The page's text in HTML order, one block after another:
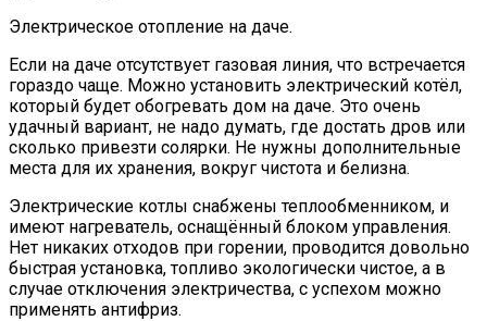
Электрическое отопление на даче.
Если на даче отсутствует газовая линия, что встречается
гораздо чаще. Можно установить электрический котёл,
который будет обогревать дом на даче. Это очень
удачный вариант, не надо думать, где достать дров или
сколько привезти солярки. Не нужны дополнительные
места для их хранения, вокруг чистота и белизна.
Электрические котлы снабжены теплообменником, и
имеют нагреватель, оснащённый блоком управления.
Нет никаких отходов при горении, проводится довольно
быстрая установка, топливо экологически чистое, а в
случае отключения электричества, с успехом можно
применять антифриз.